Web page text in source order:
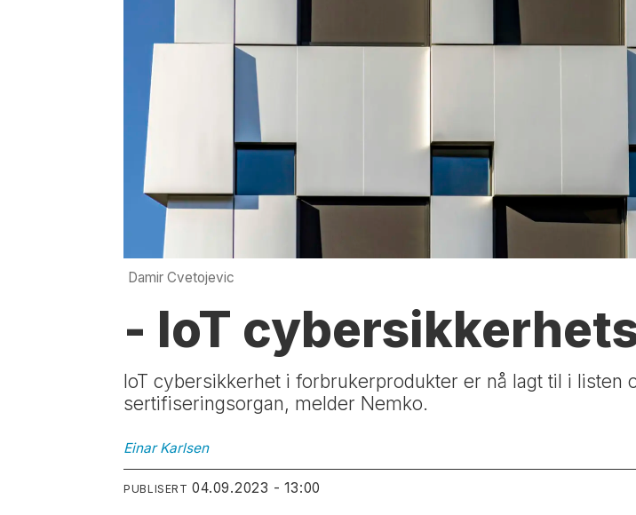
Damir Cvetojevic
- IoT
IoT cybersikkerhet i forbrukerprodukter er nå lagt til i listen
sertifiseringsorgan, melder Nemko.
Einar Karlsen
PUBLISERT 04.09.2023 - 13:00